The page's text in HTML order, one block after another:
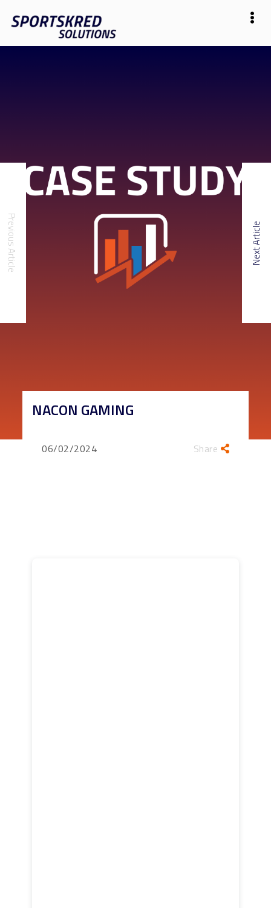
Previous Article Next Article
NACON GAMING
06/02/2024 Share